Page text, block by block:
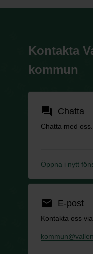
Kontakta
kommun
forum Chatta
Chatta med oss.
Öppna i nytt
email E-post
Kontakta oss